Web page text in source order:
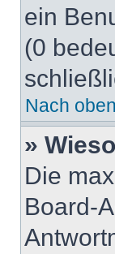
ein
(0
Nach oben
»
Die
Board-